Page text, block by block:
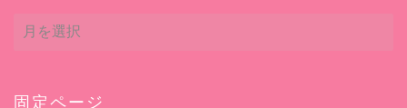
ア
ー
ブ
固定ページ